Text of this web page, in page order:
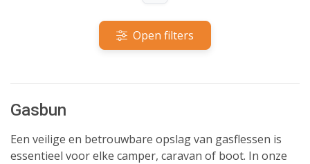
Open filters
Gasbun
Een veilige en betrouwbare opslag van gasflessen is
essentieel voor elke camper, caravan of boot. In onze